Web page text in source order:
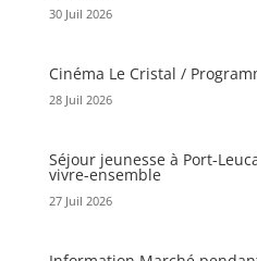
30 Juil 2026
Cinéma Le Cristal /
28 Juil 2026
Séjour jeunesse à Port-
vivre-ensemble
27 Juil 2026